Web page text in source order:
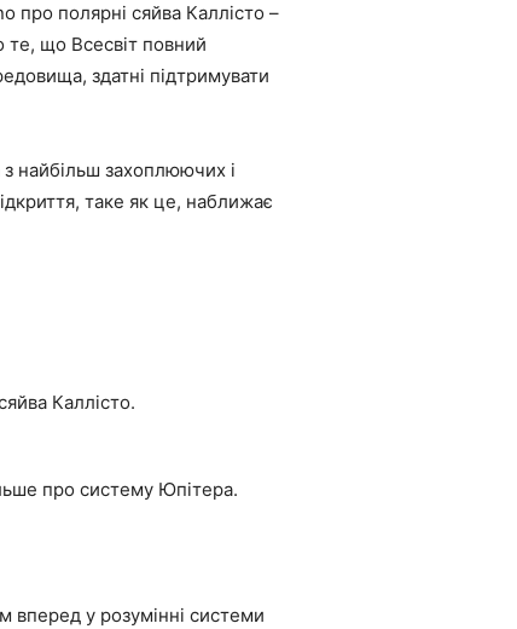
про полярні сяйва Каллісто –
те, що Всесвіт повний
здатні підтримувати
найбільш захоплюючих і
таке як це, наближає
Каллісто.
про систему Юпітера.
вперед у розумінні системи